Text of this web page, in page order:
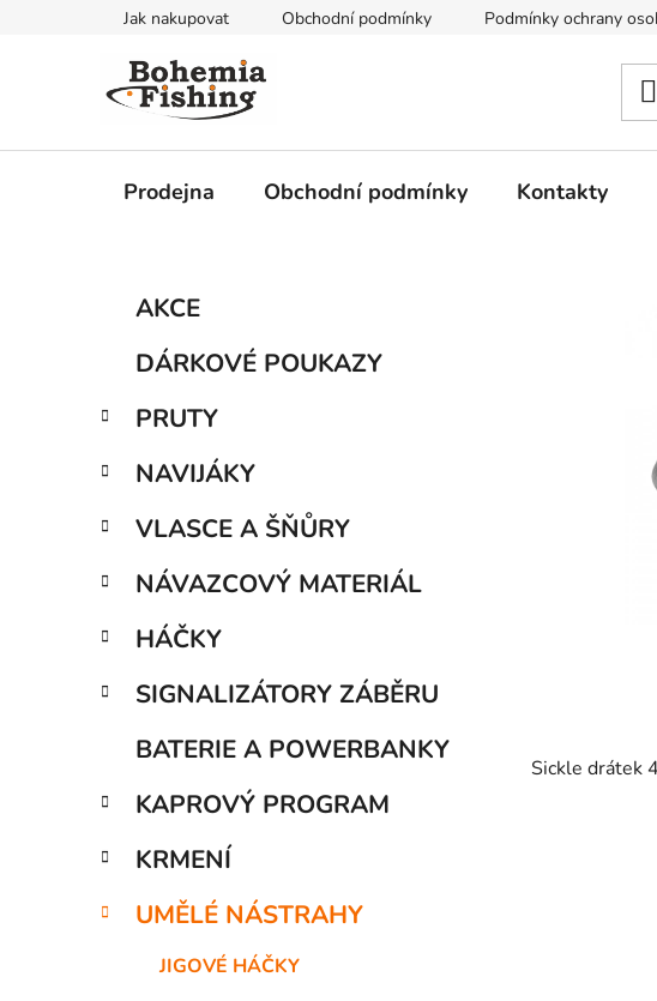
Jak nakupovat Obchodní podmínky Podmínky ochrany
Prodejna Obchodní podmínky Kontakty
r
n
n
í
p
n
l
Přeskočit
kategorie
o
i
AKCE
DÁRKOVÉ POUKAZY
PRUTY
NAVIJÁKY
VLASCE A ŠŇŮRY
NÁVAZCOVÝ MATERIÁL
HÁČKY
SIGNALIZÁTORY ZÁBĚRU
BATERIE A POWERBANKY
KAPROVÝ PROGRAM
KRMENÍ
UMĚLÉ NÁSTRAHY
JIGOVÉ HÁČKY
Sickle drátek